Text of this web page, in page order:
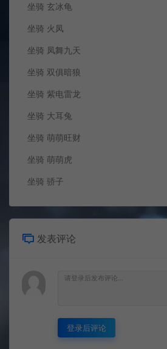
坐骑 玄冰龟
坐骑 火凤
坐骑 凤舞九天
坐骑 双俱暗狼
坐骑 紫电雷龙
坐骑 大耳兔
坐骑 萌萌旺财
坐骑 萌萌虎
坐骑 骄子
发表评论
登录后评论